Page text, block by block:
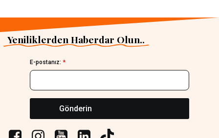
Yeniliklerden Haberdar Olun..
E-postanız: *
Gönderin